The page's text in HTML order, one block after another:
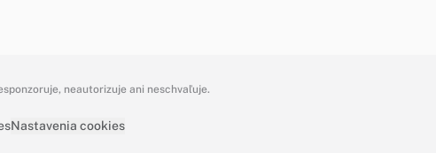
neautorizuje ani neschvaľuje.
Nastavenia cookies